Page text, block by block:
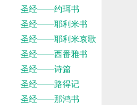
圣经——约珥书
圣经——耶利米书
圣经——耶利米哀歌
圣经——西番雅书
圣经——诗篇
圣经——路得记
圣经——那鸿书